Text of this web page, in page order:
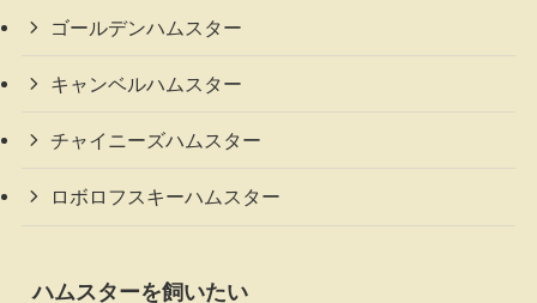
ゴールデンハムスター
キャンベルハムスター
チャイニーズハムスター
ロボロフスキーハムスター
ハムスターを飼いたい